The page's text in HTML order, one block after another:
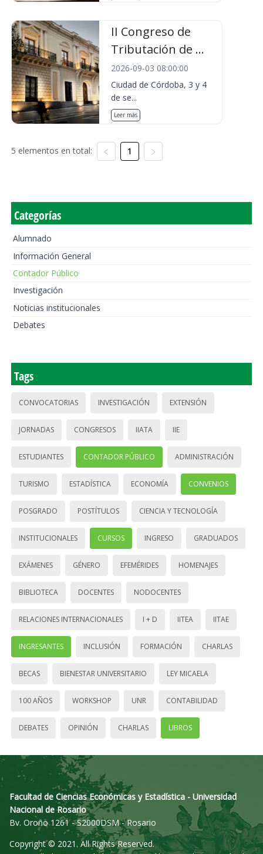
II Congreso de
Tributación de ...
2026-09-03 08:00:00
Ciudad de Córdoba, 3 y 4
de se...
Leer más
5 elementos en total: 1
Categorías
Alumnado
Información General
Contador Público
Investigación
Noticias institucionales
Debates
Tags
CONVOCATORIAS INVESTIGACIÓN EXTENSIÓN
JORNADAS CONGRESOS IIATA IIE
ESTUDIANTES CONTADOR PÚBLICO ADMINISTRACIÓN
TURISMO ESTADÍSTICA ECONOMÍA CONVENIOS
POSGRADO POSTÍTULOS CIENCIA Y TECNOLOGÍA
INSTITUCIONALES CURSOS INGRESO GRADUADOS
EXÁMENES GÉNERO EFEMÉRIDES HOMENAJES
BIBLIOTECA DOCENTES NODOCENTES
RELACIONES INTERNACIONALES I + D IITEA IITAE
INGRESANTES INCLUSIÓN FORMACIÓN CHARLAS
BECAS BIENESTAR UNIVERSITARIO LEY MICAELA
100 AÑOS WORKSHOP UNR CONTABILIDAD
DEBATES OPINIÓN CHARLAS LIBROS
Facultad de Ciencias Económicas y Estadística - Universidad
Nacional de Rosario
Bv. Oroño 1261 - S2000DSM - Rosario
Copyright © 2021. All Rights Reserved.